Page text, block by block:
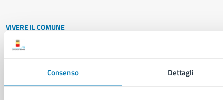
Consenso Dettagli
VIVERE IL COMUNE
Luoghi
Eventi